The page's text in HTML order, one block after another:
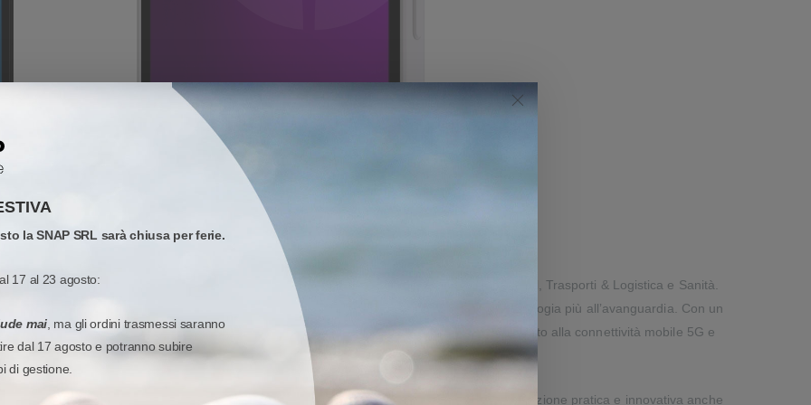
la SNAP SRL sarà chiusa per ferie.
17 al 23 agosto:
mai, ma gli ordini trasmessi saranno
dal 17 agosto e potranno subire
di gestione.
di dispositivi Android™ full-touch, progettati per applicazioni di front-line nei settori Retail, Trasporti & Logistica e Sanità.
dei clienti in termini di ergonomia, sicurezza e longevità, il tutto supportato dalla tecnologia più all’avanguardia. Con un
tutto ciò di cui hanno bisogno: dalle più avanzate tecnologie di scansione e pagamento alla connettività mobile 5G e
ed esterni.
di PDA full-touch, tutti supportati dallaDatalogic Mobility Suite
, che fornisce una soluzione pratica e innovativa anche